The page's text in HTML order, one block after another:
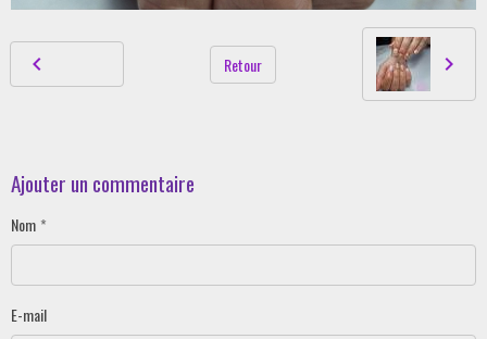
Retour
Ajouter un commentaire
Nom
E-mail